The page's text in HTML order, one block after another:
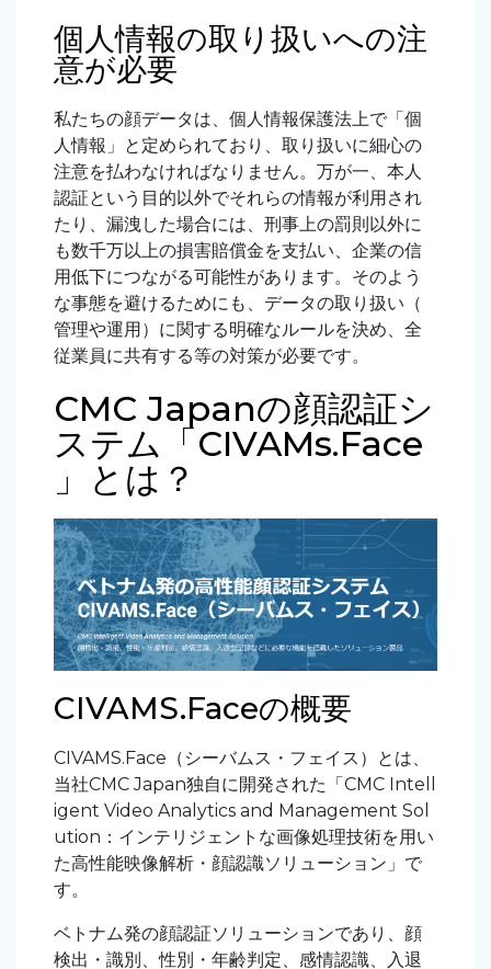
個人情報の取り扱いへの注
意が必要
私たちの顔データは、個人情報保護法上で「個
人情報」と定められており、取り扱いに細心の
注意を払わなければなりません。万が一、本人
認証という目的以外でそれらの情報が利用され
たり、漏洩した場合には、刑事上の罰則以外に
も数千万以上の損害賠償金を支払い、企業の信
用低下につながる可能性があります。そのよう
な事態を避けるためにも、データの取り扱い（
管理や運用）に関する明確なルールを決め、全
従業員に共有する等の対策が必要です。
CMC Japanの顔認証シ
ステム「CIVAMs.Face
」とは？
CIVAMS.Faceの概要
CIVAMS.Face（シーバムス・フェイス）とは、
当社CMC Japan独自に開発された「CMC Intell
igent Video Analytics and Management Sol
ution：インテリジェントな画像処理技術を用い
た高性能映像解析・顔認識ソリューション」で
す。
ベトナム発の顔認証ソリューションであり、顔
検出・識別、性別・年齢判定、感情認識、入退